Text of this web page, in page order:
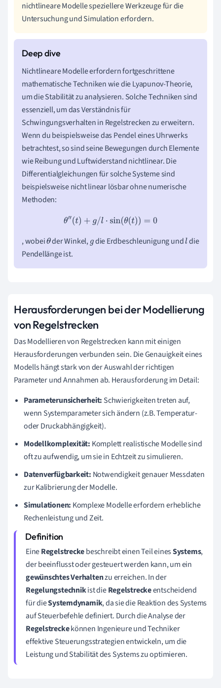
nichtlineare Modelle speziellere Werkzeuge für die
Untersuchung und Simulation erfordern.
Nichtlineare Modelle erfordern fortgeschrittene
mathematische Techniken wie die Lyapunov-Theorie,
um die Stabilität zu analysieren. Solche Techniken sind
essenziell, um das Verständnis für
Schwingungsverhalten in Regelstrecken zu erweitern.
Wenn du beispielsweise das Pendel eines Uhrwerks
betrachtest, so sind seine Bewegungen durch Elemente
wie Reibung und Luftwiderstand nichtlinear. Die
Differentialgleichungen für solche Systeme sind
beispielsweise nicht linear lösbar ohne numerische
Methoden:
θ ″(t )+g/ l⋅ sin(θ(t))=0
, wobeiθder Winkel,gdie Erdbeschleunigung undldie
Pendellänge ist.
Herausforderungen bei der Modellierung
von Regelstrecken
Das Modellieren von Regelstrecken kann mit einigen
Herausforderungen verbunden sein. Die Genauigkeit eines
Modells hängt stark von der Auswahl der richtigen
Parameter und Annahmen ab. Herausforderung im Detail:
Parameterunsicherheit: Schwierigkeiten treten auf,
wenn Systemparameter sich ändern (z.B. Temperatur-
oder Druckabhängigkeit).
Modellkomplexität: Komplett realistische Modelle sind
oft zu aufwendig, um sie in Echtzeit zu simulieren.
Datenverfügbarkeit: Notwendigkeit genauer Messdaten
zur Kalibrierung der Modelle.
Simulationen: Komplexe Modelle erfordern erhebliche
Rechenleistung und Zeit.
EineRegelstreckebeschreibt einen Teil einesSystems,
der beeinflusst oder gesteuert werden kann, um ein
gewünschtes Verhaltenzu erreichen. In der
Regelungstechnikist dieRegelstreckeentscheidend
für dieSystemdynamik, da sie die Reaktion des Systems
auf Steuerbefehle definiert. Durch die Analyse der
Regelstreckekönnen Ingenieure und Techniker
effektive Steuerungsstrategien entwickeln, um die
Leistung und Stabilität des Systems zu optimieren.